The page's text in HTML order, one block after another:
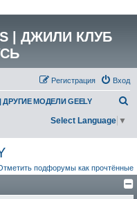
| ДЖИЛИ КЛУБ
Вход
Регистрация
| ДРУГИЕ МОДЕЛИ GEELY
к
Select Language ▼
подфорумы как прочтённые